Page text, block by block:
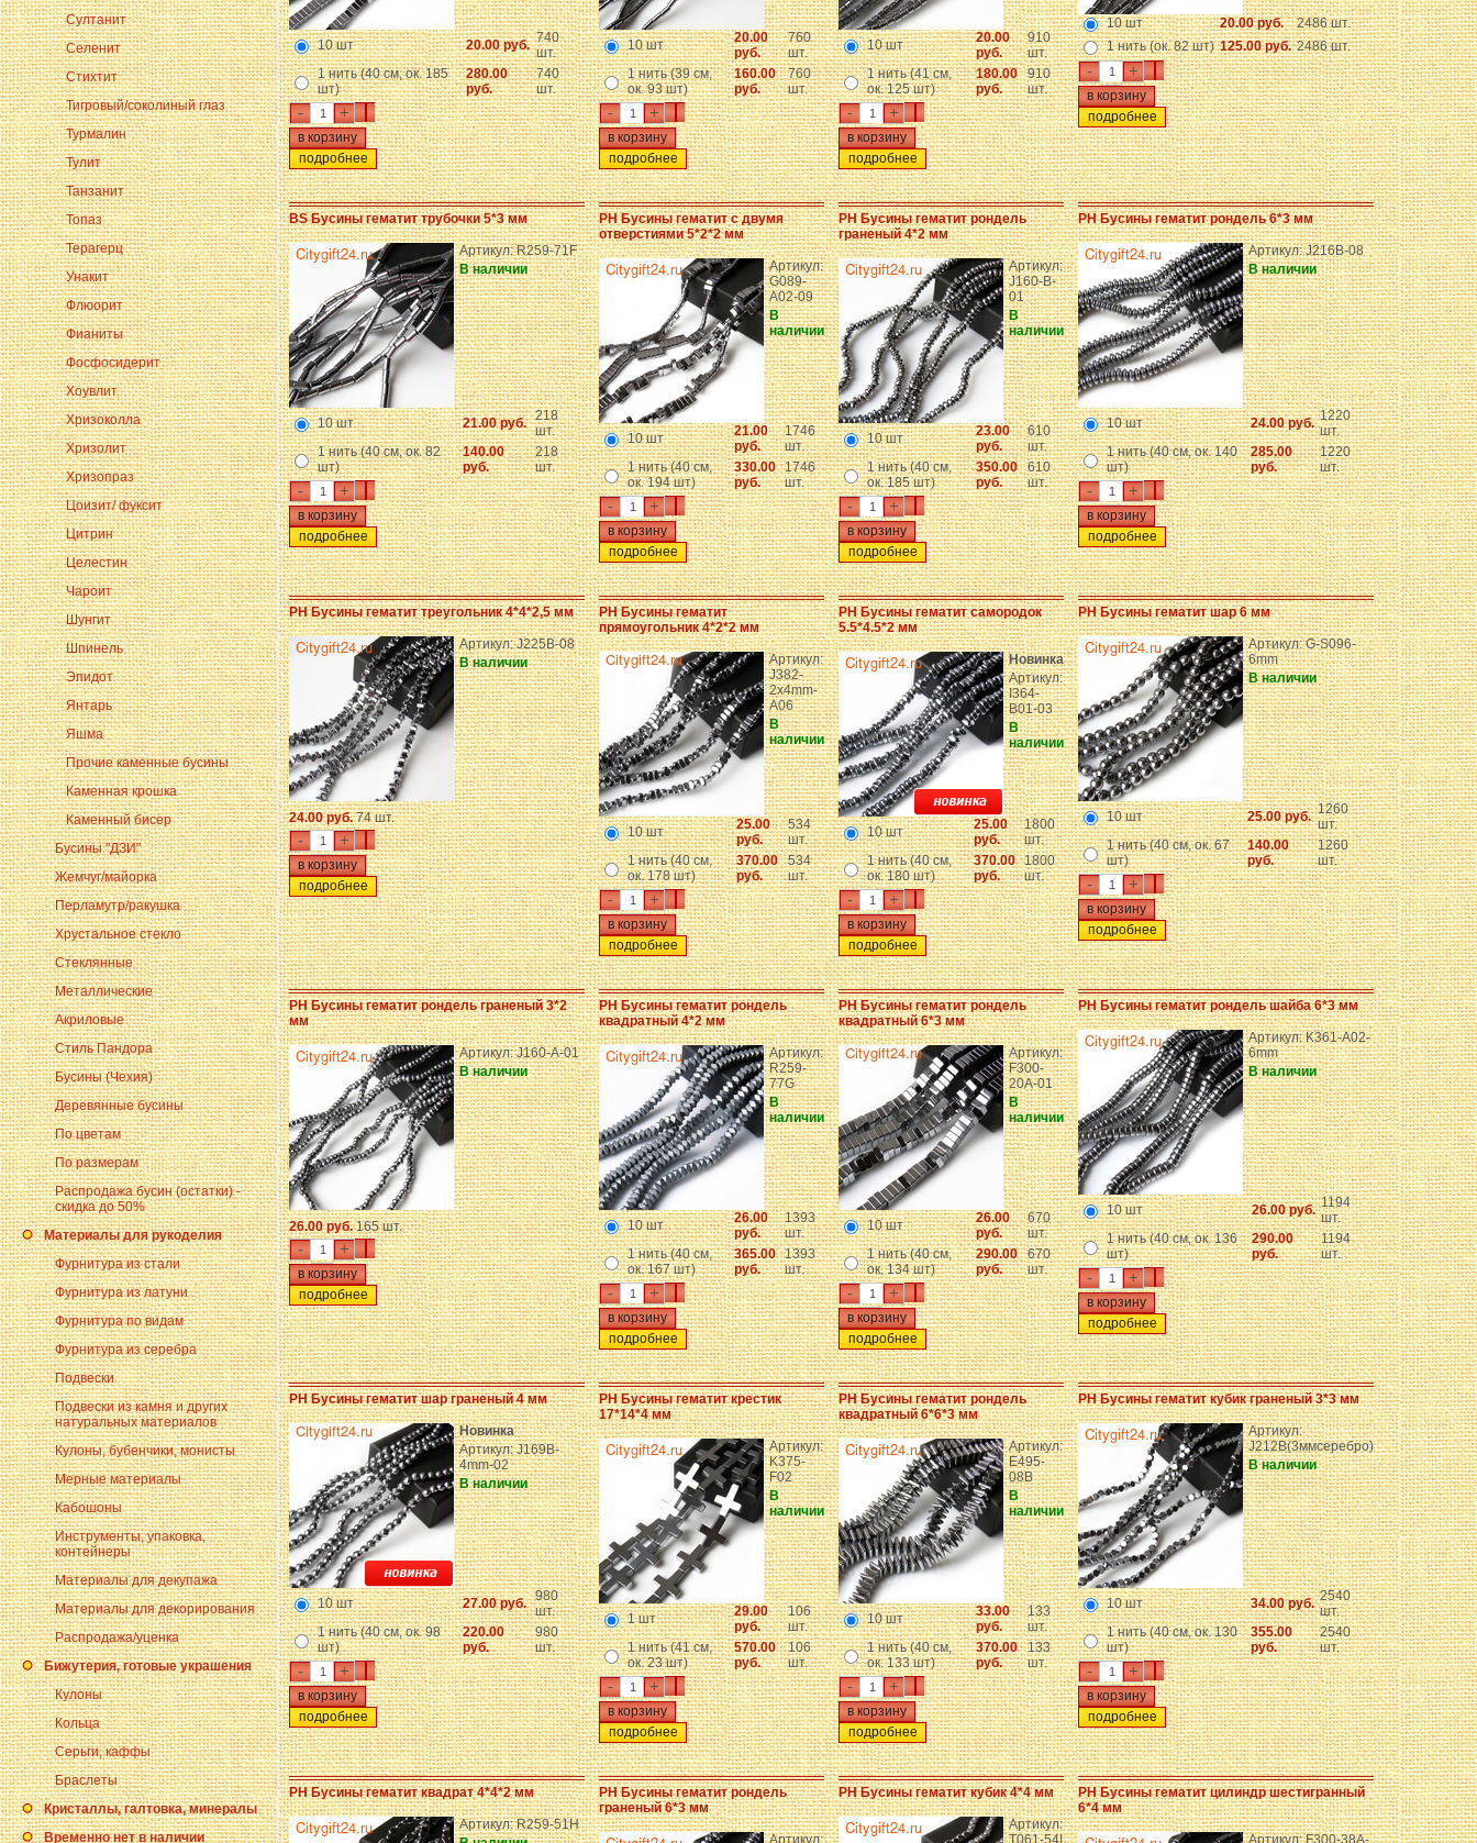
Султанит
Селенит
Стихтит
Тигровый/соколиный глаз
Турмалин
Тулит
Танзанит
Топаз
Терагерц
Унакит
Флюорит
Фианиты
Фосфосидерит
Хоувлит
Хризоколла
Хризолит
Хризопраз
Цоизит/ фуксит
Цитрин
Целестин
Чароит
Шунгит
Шпинель
Эпидот
Янтарь
Яшма
Прочие каменные бусины
Каменная крошка
Каменный бисер
Бусины "ДЗИ"
Жемчуг/майорка
Перламутр/ракушка
Хрустальное стекло
Стеклянные
Металлические
Акриловые
Стиль Пандора
Бусины (Чехия)
Деревянные бусины
По цветам
По размерам
Распродажа бусин (остатки) -
скидка до 50%
Материалы для рукоделия
Фурнитура из стали
Фурнитура из латуни
Фурнитура по видам
Фурнитура из серебра
Подвески
Подвески из камня и других
натуральных материалов
Кулоны, бубенчики, монисты
Мерные материалы
Кабошоны
Инструменты, упаковка,
контейнеры
Материалы для декупажа
Материалы для декорирования
Распродажа/уценка
Бижутерия, готовые украшения
Кулоны
Кольца
Серьги, каффы
Браслеты
Кристаллы, галтовка, минералы
Временно нет в наличии
10 шт 20.00 руб. 740
шт.
1 нить (40 см, ок. 185
шт)
280.00
руб.
740
шт.
- +
подробнее
10 шт
20.00
руб.
760
шт.
1 нить (39 см,
ок. 93 шт)
160.00
руб.
760
шт.
- +
подробнее
10 шт
20.00
руб.
910
шт.
1 нить (41 см,
ок. 125 шт)
180.00
руб.
910
шт.
- +
подробнее
10 шт 20.00 руб.
2486 шт.
1 нить (ок. 82 шт) 125.00 руб. 2486 шт.
- +
подробнее
BS Бусины гематит трубочки 5*3 мм
Артикул: R259-71F
В наличии
10 шт 21.00 руб. 218
шт.
1 нить (40 см, ок. 82
шт)
140.00
руб.
218
шт.
- +
подробнее
PH Бусины гематит с двумя
отверстиями 5*2*2 мм
Артикул:
G089-
A02-09
В
наличии
10 шт
21.00
руб.
1746
шт.
1 нить (40 см,
ок. 194 шт)
330.00
руб.
1746
шт.
- +
подробнее
PH Бусины гематит рондель
граненый 4*2 мм
Артикул:
J160-B-
01
В
наличии
10 шт
23.00
руб.
610
шт.
1 нить (40 см,
ок. 185 шт)
350.00
руб.
610
шт.
- +
подробнее
PH Бусины гематит рондель 6*3 мм
Артикул: J216B-08
В наличии
10 шт 24.00 руб. 1220
шт.
1 нить (40 см, ок. 140
шт)
285.00
руб.
1220
шт.
- +
подробнее
PH Бусины гематит треугольник 4*4*2,5 мм
Артикул: J225B-08
В наличии
24.00 руб.74 шт.
- +
подробнее
PH Бусины гематит
прямоугольник 4*2*2 мм
Артикул:
J382-
2x4mm-
A06
В
наличии
10 шт
25.00
руб.
534
шт.
1 нить (40 см,
ок. 178 шт)
370.00
руб.
534
шт.
- +
подробнее
PH Бусины гематит самородок
5.5*4.5*2 мм
Новинка
Артикул:
I364-
B01-03
В
наличии
10 шт
25.00
руб.
1800
шт.
1 нить (40 см,
ок. 180 шт)
370.00
руб.
1800
шт.
- +
подробнее
PH Бусины гематит шар 6 мм
Артикул: G-S096-
6mm
В наличии
10 шт 25.00 руб. 1260
шт.
1 нить (40 см, ок. 67
шт)
140.00
руб.
1260
шт.
- +
подробнее
PH Бусины гематит рондель граненый 3*2
мм
Артикул: J160-A-01
В наличии
26.00 руб.165 шт.
- +
подробнее
PH Бусины гематит рондель
квадратный 4*2 мм
Артикул:
R259-
77G
В
наличии
10 шт
26.00
руб.
1393
шт.
1 нить (40 см,
ок. 167 шт)
365.00
руб.
1393
шт.
- +
подробнее
PH Бусины гематит рондель
квадратный 6*3 мм
Артикул:
F300-
20A-01
В
наличии
10 шт
26.00
руб.
670
шт.
1 нить (40 см,
ок. 134 шт)
290.00
руб.
670
шт.
- +
подробнее
PH Бусины гематит рондель шайба 6*3 мм
Артикул: K361-A02-
6mm
В наличии
10 шт 26.00 руб. 1194
шт.
1 нить (40 см, ок. 136
шт)
290.00
руб.
1194
шт.
- +
подробнее
PH Бусины гематит шар граненый 4 мм
Новинка
Артикул: J169B-
4mm-02
В наличии
10 шт 27.00 руб. 980
шт.
1 нить (40 см, ок. 98
шт)
220.00
руб.
980
шт.
- +
подробнее
PH Бусины гематит крестик
17*14*4 мм
Артикул:
K375-
F02
В
наличии
1 шт
29.00
руб.
106
шт.
1 нить (41 см,
ок. 23 шт)
570.00
руб.
106
шт.
- +
подробнее
PH Бусины гематит рондель
квадратный 6*6*3 мм
Артикул:
E495-
08B
В
наличии
10 шт
33.00
руб.
133
шт.
1 нить (40 см,
ок. 133 шт)
370.00
руб.
133
шт.
- +
подробнее
PH Бусины гематит кубик граненый 3*3 мм
Артикул:
J212B(3ммсеребро)
В наличии
10 шт 34.00 руб. 2540
шт.
1 нить (40 см, ок. 130
шт)
355.00
руб.
2540
шт.
- +
подробнее
PH Бусины гематит квадрат 4*4*2 мм
Артикул: R259-51H
PH Бусины гематит рондель
граненый 6*3 мм
Артикул:
PH Бусины гематит кубик 4*4 мм
Артикул:
T061-54I
PH Бусины гематит цилиндр шестигранный
6*4 мм
Артикул: F300-38A-